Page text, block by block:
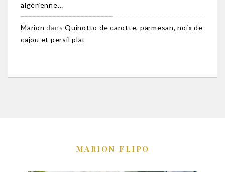
algérienne…
Marion dans Quinotto de carotte, parmesan, noix de
cajou et persil plat
MARION FLIPO